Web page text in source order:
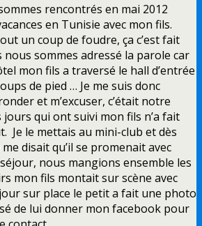
rencontrés en mai 2012
en Tunisie avec mon fils.
un coup de foudre, ça c’est fait
nous sommes adressé la parole car
mon fils a traversé le hall d’entrée
de pied … Je me suis donc
et m’excuser, c’était notre
qui ont suivi mon fils n’a fait
Je le mettais au mini-club et dès
disait qu’il se promenait avec
nous mangions ensemble les
mon fils montait sur scène avec
sur place le petit a fait une photo
de lui donner mon facebook pour